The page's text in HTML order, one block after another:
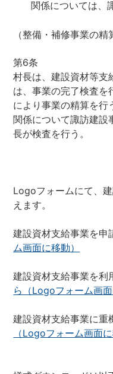
関係については、
（整備・補修事業の精
第6条
村長は、建設資材等支
は、事業の完了検査を
により事業の精算を行
関係について諏訪建設
長が検査を行う。
Logoフォームにて、
えます。
建設資材支給事業を申
ム画面に移動）
建設資材支給事業を利
ら（Logoフォーム画面
建設資材支給事業に重
（Logoフォーム画面に